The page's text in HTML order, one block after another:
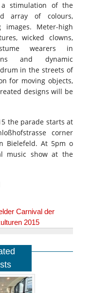
a stimulation of the
array of colours,
Meter-high
wicked clowns,
wearers in
and dynamic
in the streets of
for moving objects,
designs will be
the parade starts at
corner
Bielefeld. At 5pm o
music show at the
Carnival der
2015